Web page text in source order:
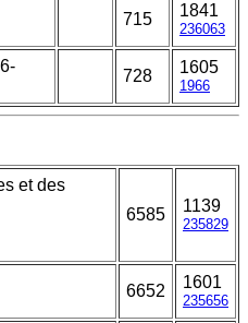
715 1841
236063
728 1605
1966
et des
6585 1139
235829
6652 1601
235656